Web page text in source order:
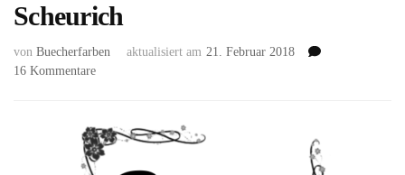
Scheurich
von Buecherfarben aktualisiert am 21. Februar 2018
16 Kommentarezu
Streuner:
Verflucht
liebenswert